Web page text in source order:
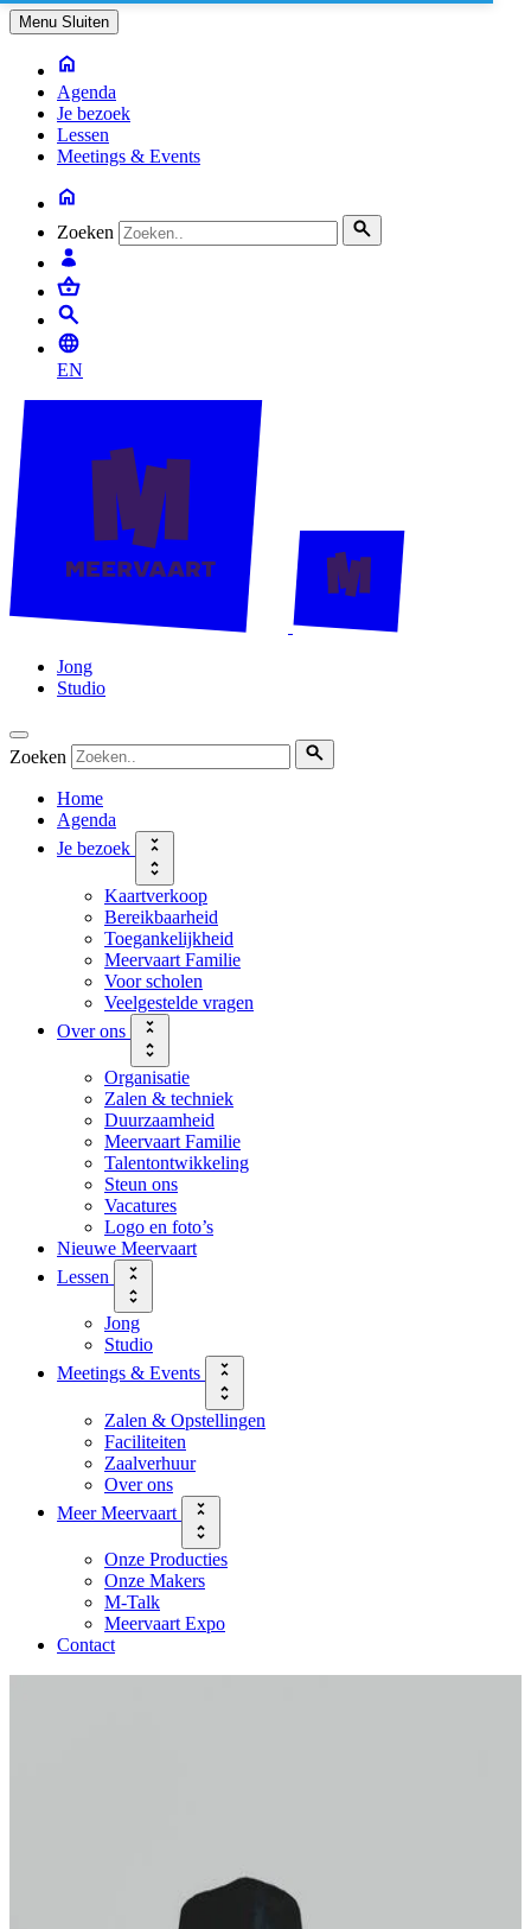
Menu Sluiten
Agenda
Je bezoek
Lessen
Meetings & Events
Zoeken
EN
Jong
Studio
Zoeken
Home
Agenda
Je bezoek
Kaartverkoop
Bereikbaarheid
Toegankelijkheid
Meervaart Familie
Voor scholen
Veelgestelde vragen
Over ons
Organisatie
Zalen & techniek
Duurzaamheid
Meervaart Familie
Talentontwikkeling
Steun ons
Vacatures
Logo en foto’s
Nieuwe Meervaart
Lessen
Jong
Studio
Meetings & Events
Zalen & Opstellingen
Faciliteiten
Zaalverhuur
Over ons
Meer Meervaart
Onze Producties
Onze Makers
M-Talk
Meervaart Expo
Contact